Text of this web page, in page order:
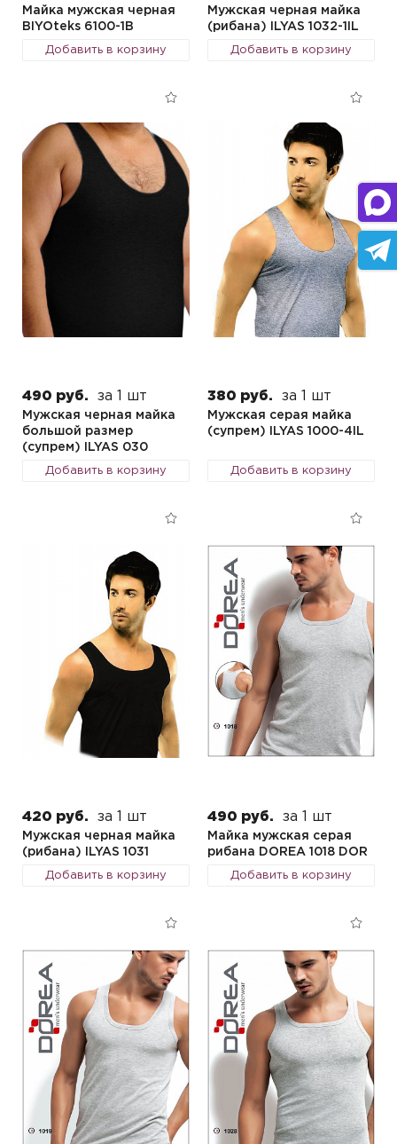
Майка мужская черная
BIYOteks 6100-1B
Добавить в корзину
Мужская черная майка
(рибана) ILYAS 1032-1IL
Добавить в корзину
490 руб. за 1 шт
Мужская черная майка
большой размер
(супрем) ILYAS 030
Добавить в корзину
380 руб. за 1 шт
Мужская серая майка
(супрем) ILYAS 1000-4IL
Добавить в корзину
420 руб. за 1 шт
Мужская черная майка
(рибана) ILYAS 1031
Добавить в корзину
490 руб. за 1 шт
Майка мужская серая
рибана DOREA 1018 DOR
Добавить в корзину